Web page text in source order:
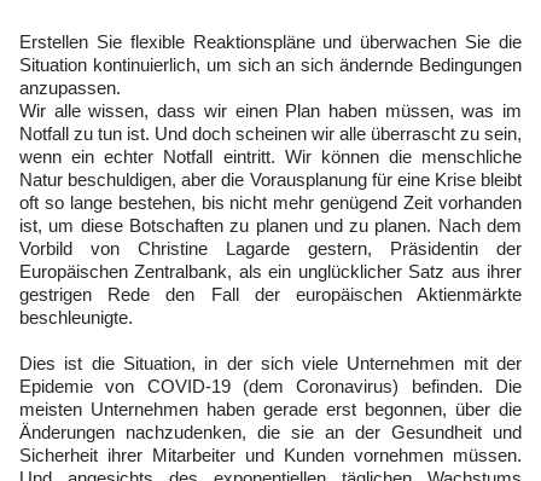
Erstellen Sie flexible Reaktionspläne und überwachen Sie die
Situation kontinuierlich, um sich an sich ändernde Bedingungen
anzupassen.
Wir alle wissen, dass wir einen Plan haben müssen, was im
Notfall zu tun ist. Und doch scheinen wir alle überrascht zu sein,
wenn ein echter Notfall eintritt. Wir können die menschliche
Natur beschuldigen, aber die Vorausplanung für eine Krise bleibt
oft so lange bestehen, bis nicht mehr genügend Zeit vorhanden
ist, um diese Botschaften zu planen und zu planen. Nach dem
Vorbild von Christine Lagarde gestern, Präsidentin der
Europäischen Zentralbank, als ein unglücklicher Satz aus ihrer
gestrigen Rede den Fall der europäischen Aktienmärkte
beschleunigte.
Dies ist die Situation, in der sich viele Unternehmen mit der
Epidemie von COVID-19 (dem Coronavirus) befinden. Die
meisten Unternehmen haben gerade erst begonnen, über die
Änderungen nachzudenken, die sie an der Gesundheit und
Sicherheit ihrer Mitarbeiter und Kunden vornehmen müssen.